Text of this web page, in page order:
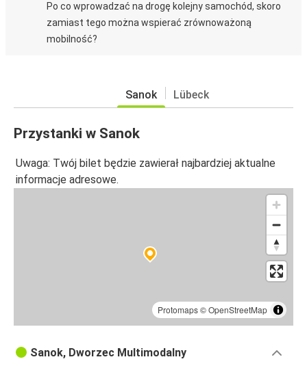
Po co wprowadzać na drogę kolejny samochód, skoro
zamiast tego można wspierać zrównoważoną
mobilność?
Sanok Lübeck
Przystanki w Sanok
Uwaga: Twój bilet będzie zawierał najbardziej aktualne
informacje adresowe.
Protomaps©OpenStreetMap
Sanok, Dworzec Multimodalny